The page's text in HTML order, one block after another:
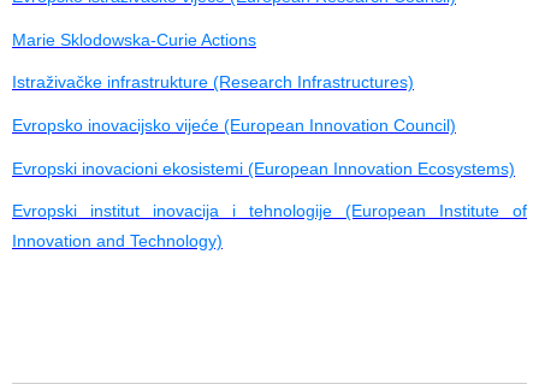
Marie Sklodowska-Curie Actions
Istraživačke infrastrukture (Research Infrastructures)
Evropsko inovacijsko vijeće (European Innovation Council)
Evropski inovacioni ekosistemi (European Innovation Ecosystems)
Evropski institut inovacija i tehnologije (European Institute of
Innovation and Technology)